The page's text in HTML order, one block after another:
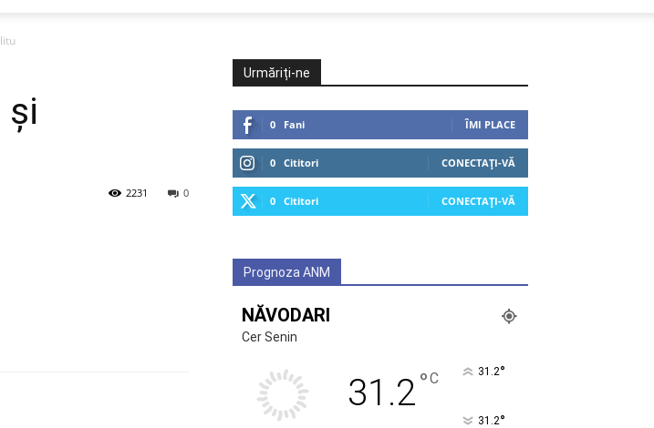
0
2231
Urmăriți-ne
0 Fani ÎMI PLACE
0 Cititori CONECTAȚI-VĂ
0 Cititori CONECTAȚI-VĂ
Prognoza ANM
NĂVODARI
Cer Senin
31.2°C 31.2°
31.2°